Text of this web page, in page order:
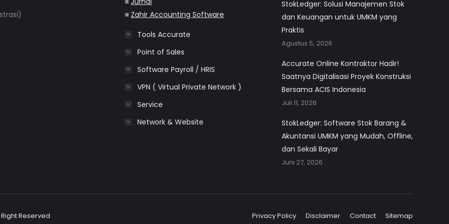
■ Zahir Accounting Software
Tools Accurate
Point of Sales
Software Payroll / HRIS
VPN ( Virtual Private Network )
Service
Network & Website
StokLedger: Solusi Manajemen Stok
dan Keuangan untuk UMKM yang
Praktis
Agustus 5, 2026
Accurate Online Kontraktor Hadir!
Saatnya Digitalisasi Proyek Konstruksi
Bersama ACIS Indonesia
Juli 11, 2026
StokLedger: Software Stok Barang &
Akuntansi UMKM yang Mudah, Offline,
dan Sekali Bayar
Juni 27, 2026
Reserved Privacy Policy Disclaimer Contact Sitemap